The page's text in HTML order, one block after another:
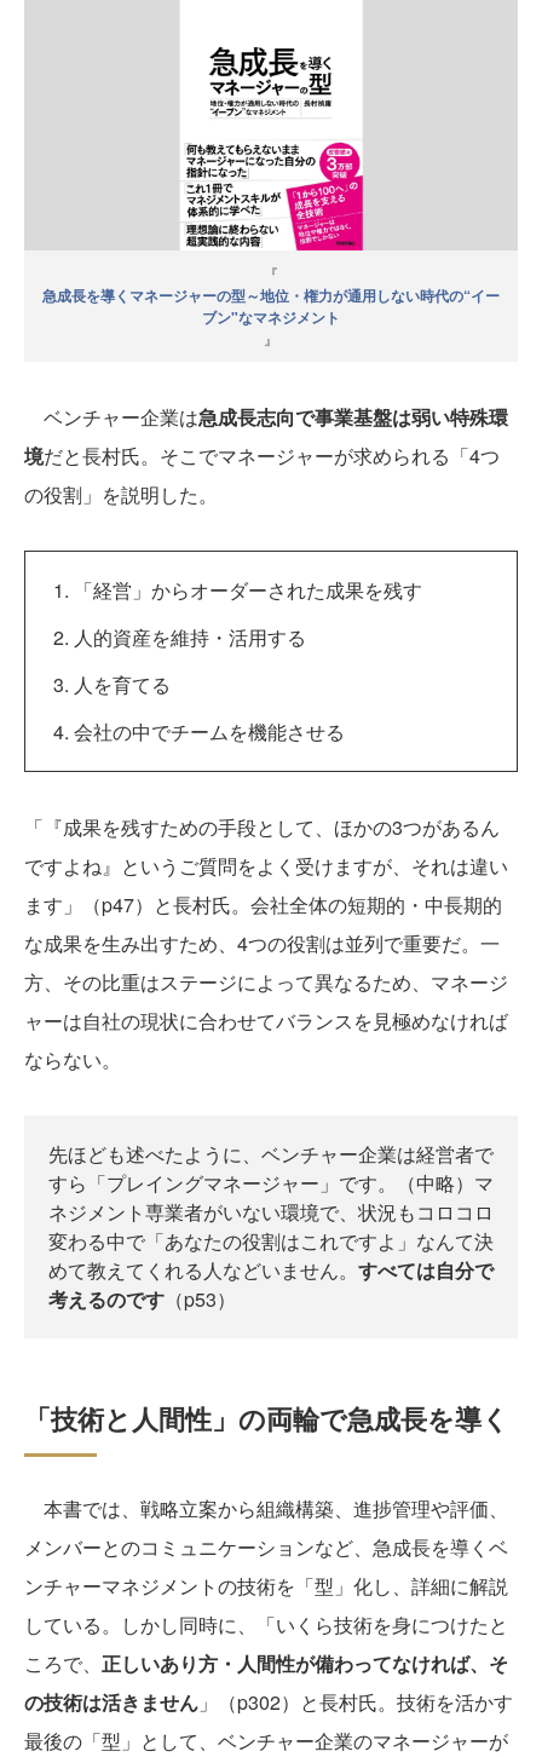
『
急成長を導くマネージャーの型～地位・権力が通用しない時代の“イー
ブン"なマネジメント
』
ベンチャー企業は急成長志向で事業基盤は弱い特殊環
境だと長村氏。そこでマネージャーが求められる「4つ
の役割」を説明した。
「経営」からオーダーされた成果を残す
人的資産を維持・活用する
人を育てる
会社の中でチームを機能させる
「『成果を残すための手段として、ほかの3つがあるん
ですよね』というご質問をよく受けますが、それは違い
ます」（p47）と長村氏。会社全体の短期的・中長期的
な成果を生み出すため、4つの役割は並列で重要だ。一
方、その比重はステージによって異なるため、マネージ
ャーは自社の現状に合わせてバランスを見極めなければ
ならない。
先ほども述べたように、ベンチャー企業は経営者で
すら「プレイングマネージャー」です。（中略）マ
ネジメント専業者がいない環境で、状況もコロコロ
変わる中で「あなたの役割はこれですよ」なんて決
めて教えてくれる人などいません。 すべては自分で
考えるのです （p53）
「技術と人間性」の両輪で急成長を導く
本書では、戦略立案から組織構築、進捗管理や評価、
メンバーとのコミュニケーションなど、急成長を導くベ
ンチャーマネジメントの技術を「型」化し、詳細に解説
している。しかし同時に、「いくら技術を身につけたと
ころで、 正しいあり方・人間性が備わってなければ、そ
の技術は活きません 」（p302）と長村氏。技術を活かす
最後の「型」として、ベンチャー企業のマネージャーが